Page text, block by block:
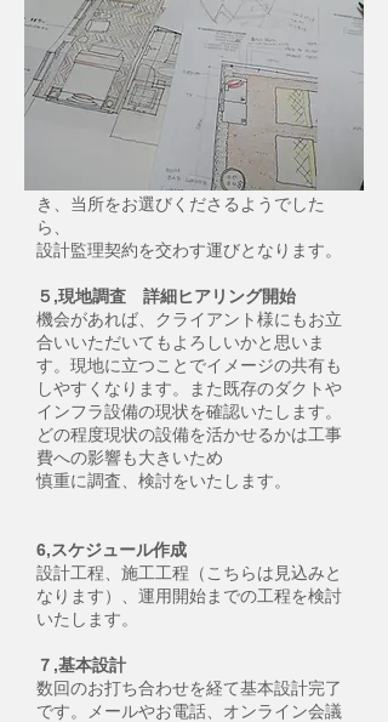
4,設計監理契約
互いにパートナーとしてプロジェクトを
進めていけるかどうかをご検討いただ
き、当所をお選びくださるようでした
ら、
設計監理契約を交わす運びとなります。
５,現地調査 詳細ヒアリング開始
機会があれば、クライアント様にもお立
合いいただいてもよろしいかと思いま
す。現地に立つことでイメージの共有も
しやすくなります。また既存のダクトや
インフラ設備の現状を確認いたします。
どの程度現状の設備を活かせるかは工事
費への影響も大きいため
慎重に調査、検討をいたします。
6,スケジュール作成
設計工程、施工工程（こちらは見込みと
なります）、運用開始までの工程を検討
いたします。
７,基本設計
数回のお打ち合わせを経て基本設計完了
です。メールやお電話、オンライン会議